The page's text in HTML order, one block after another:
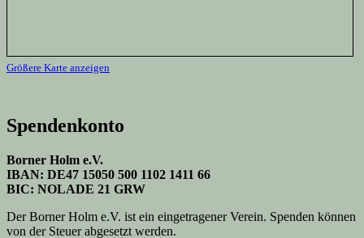
Größere Karte anzeigen
Spendenkonto
Borner Holm e.V.
IBAN: DE47 15050 500 1102 1411 66
BIC: NOLADE 21 GRW
Der Borner Holm e.V. ist ein eingetragener Verein. Spenden können
von der Steuer abgesetzt werden.